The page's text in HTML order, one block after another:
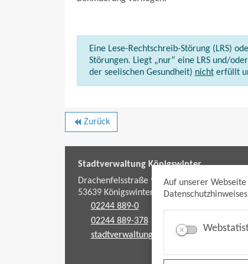
Auf unserer
Eine Lese-Rechtschreib-Störung (LRS)
Störungen. Liegt „nur“ eine LRS und/
der seelischen Gesundheit) nichterfüllt
backward Zurück
Stadtverwaltung Königswinter
Drachenfelsstraße 9-11
53639 Königswinter
02244 889-0
02244 889-378
stadtverwaltung@koenigswinter.de